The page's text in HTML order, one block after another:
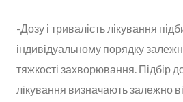
-Дозу і тривалість лікування
індивідуальному порядку
тяжкості захворювання. Підбір
лікування визначають залежно